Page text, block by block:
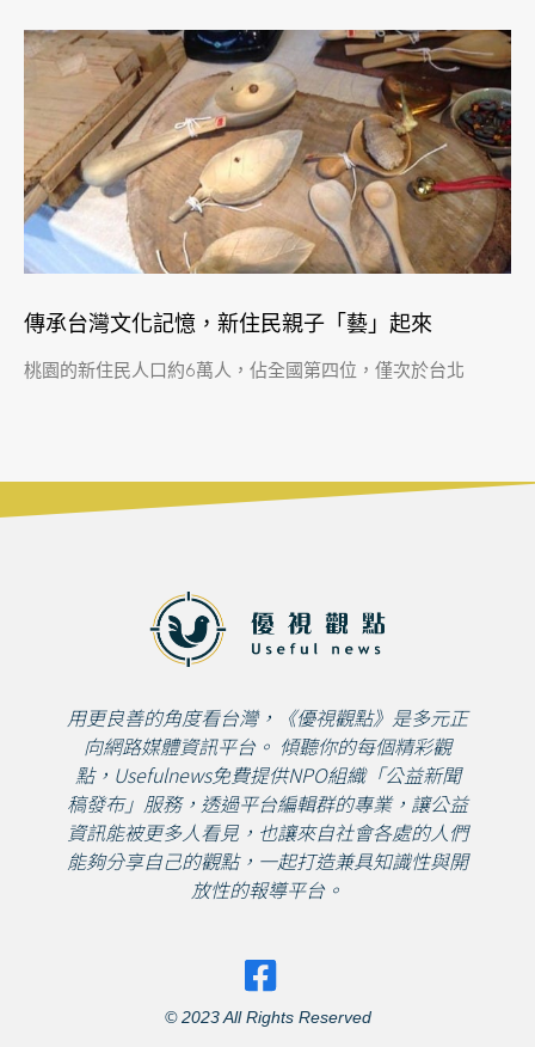
傳承台灣文化記憶，新住民親子「藝」起來
桃園的新住民人口約6萬人，佔全國第四位，僅次於台北
用更良善的角度看台灣，《優視觀點》是多元正
向網路媒體資訊平台。 傾聽你的每個精彩觀
點，Usefulnews免費提供NPO組織「公益新聞
稿發布」服務，透過平台編輯群的專業，讓公益
資訊能被更多人看見，也讓來自社會各處的人們
能夠分享自己的觀點，一起打造兼具知識性與開
放性的報導平台。
© 2023 All Rights Reserved